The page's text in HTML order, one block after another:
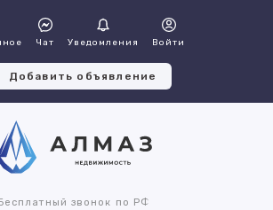
Чат Уведомления Войти
Добавить объявление
Бесплатный звонок по РФ